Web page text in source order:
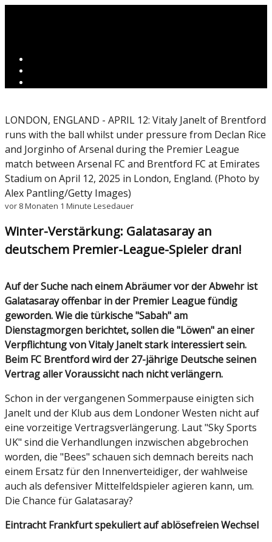
LONDON, ENGLAND - APRIL 12: Vitaly Janelt of Brentford
runs with the ball whilst under pressure from Declan Rice
and Jorginho of Arsenal during the Premier League
match between Arsenal FC and Brentford FC at Emirates
Stadium on April 12, 2025 in London, England. (Photo by
Alex Pantling/Getty Images)
vor 8 Monaten 1 Minute Lesedauer
Winter-Verstärkung: Galatasaray an
deutschem Premier-League-Spieler dran!
Auf der Suche nach einem Abräumer vor der Abwehr ist
Galatasaray offenbar in der Premier League fündig
geworden. Wie die türkische "Sabah" am
Dienstagmorgen berichtet, sollen die "Löwen" an einer
Verpflichtung von Vitaly Janelt stark interessiert sein.
Beim FC Brentford wird der 27-jährige Deutsche seinen
Vertrag aller Voraussicht nach nicht verlängern.
Schon in der vergangenen Sommerpause einigten sich
Janelt und der Klub aus dem Londoner Westen nicht auf
eine vorzeitige Vertragsverlängerung. Laut "Sky Sports
UK" sind die Verhandlungen inzwischen abgebrochen
worden, die "Bees" schauen sich demnach bereits nach
einem Ersatz für den Innenverteidiger, der wahlweise
auch als defensiver Mittelfeldspieler agieren kann, um.
Die Chance für Galatasaray?
Eintracht Frankfurt spekuliert auf ablösefreien Wechsel